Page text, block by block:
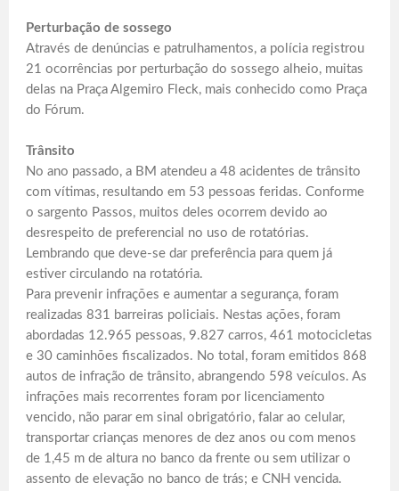
Perturbação de sossego
Através de denúncias e patrulhamentos, a polícia registrou
21 ocorrências por perturbação do sossego alheio, muitas
delas na Praça Algemiro Fleck, mais conhecido como Praça
do Fórum.
Trânsito
No ano passado, a BM atendeu a 48 acidentes de trânsito
com vítimas, resultando em 53 pessoas feridas. Conforme
o sargento Passos, muitos deles ocorrem devido ao
desrespeito de preferencial no uso de rotatórias.
Lembrando que deve-se dar preferência para quem já
estiver circulando na rotatória.
Para prevenir infrações e aumentar a segurança, foram
realizadas 831 barreiras policiais. Nestas ações, foram
abordadas 12.965 pessoas, 9.827 carros, 461 motocicletas
e 30 caminhões fiscalizados. No total, foram emitidos 868
autos de infração de trânsito, abrangendo 598 veículos. As
infrações mais recorrentes foram por licenciamento
vencido, não parar em sinal obrigatório, falar ao celular,
transportar crianças menores de dez anos ou com menos
de 1,45 m de altura no banco da frente ou sem utilizar o
assento de elevação no banco de trás; e CNH vencida.